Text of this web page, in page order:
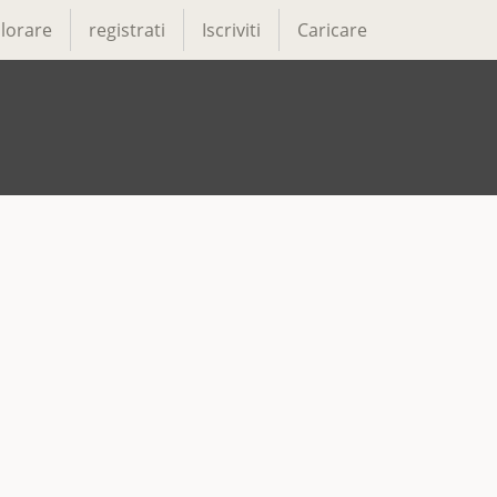
registrati Iscriviti Caricare